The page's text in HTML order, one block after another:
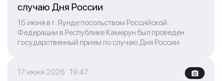
случаю Дня России
15 июня в г. Яунде посольством Российской
Федерации в Республике Камерун был проведен
государственный прием по случаю Дня России.
17 июня 2026 19:47